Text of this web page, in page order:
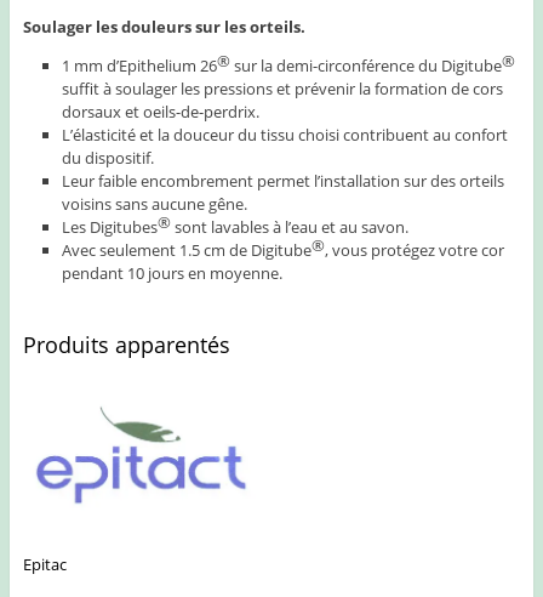
Soulager les douleurs sur les orteils.
1 mm d’Epithelium 26®sur la demi-circonférence du Digitube®
suffit à soulager les pressions et prévenir la formation de cors
dorsaux et oeils-de-perdrix.
L’élasticité et la douceur du tissu choisi contribuent au confort
du dispositif.
Leur faible encombrement permet l’installation sur des orteils
voisins sans aucune gêne.
Les Digitubes®sont lavables à l’eau et au savon.
Avec seulement 1.5 cm de Digitube®, vous protégez votre cor
pendant 10 jours en moyenne.
Produits apparentés
Epitac